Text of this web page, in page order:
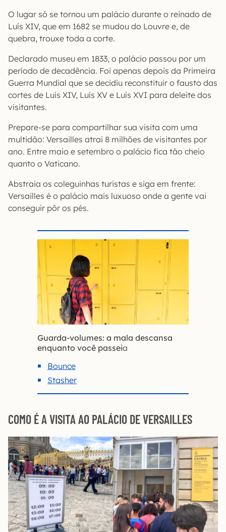
O lugar só se tornou um palácio durante o reinado de
Luís XIV, que em 1682 se mudou do Louvre e, de
quebra, trouxe toda a corte.
Declarado museu em 1833, o palácio passou por um
período de decadência. Foi apenas depois da Primeira
Guerra Mundial que se decidiu reconstituir o fausto das
cortes de Luís XIV, Luís XV e Luís XVI para deleite dos
visitantes.
Prepare-se para compartilhar sua visita com uma
multidão: Versailles atrai 8 milhões de visitantes por
ano. Entre maio e setembro o palácio fica tão cheio
quanto o Vaticano.
Abstraia os coleguinhas turistas e siga em frente:
Versailles é o palácio mais luxuoso onde a gente vai
conseguir pôr os pés.
Guarda-volumes: a mala descansa
enquanto você passeia
Bounce
Stasher
COMO É A VISITA AO PALÁCIO DE VERSAILLES